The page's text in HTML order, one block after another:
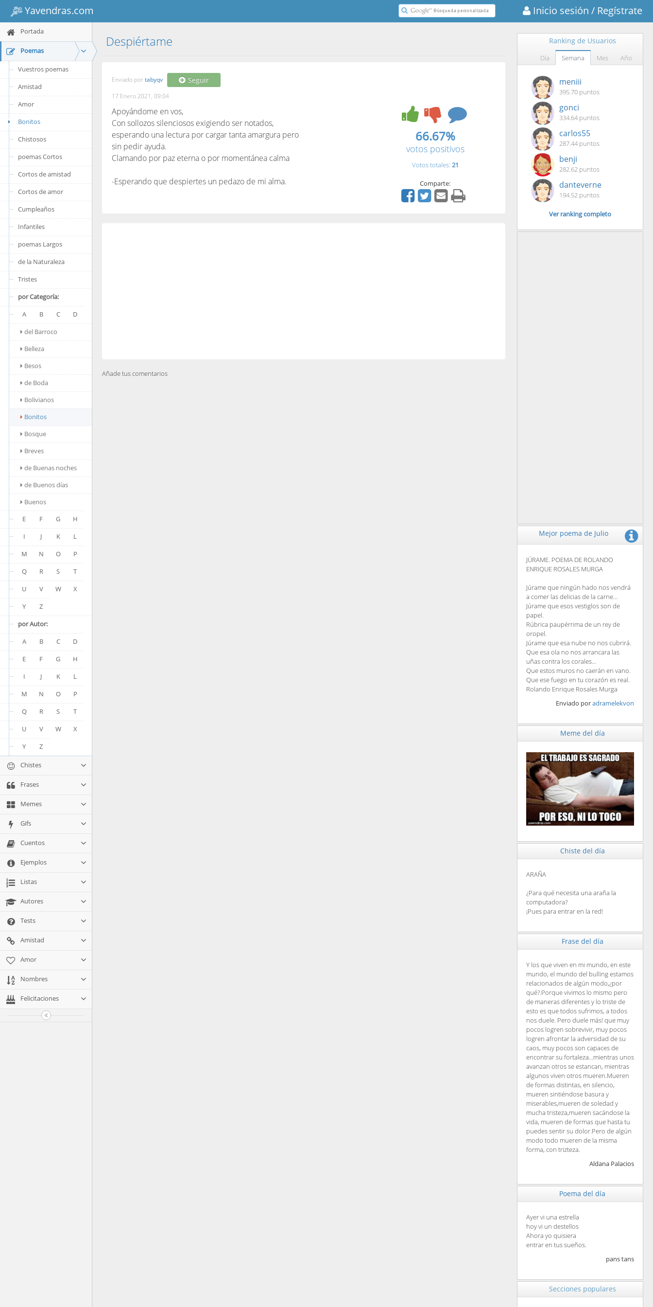
Yavendras.com Inicio sesión / Regístrate
Portada
Poemas
Vuestros poemas
Amistad
Amor
Bonitos
Chistosos
poemas Cortos
Cortos de amistad
Cortos de amor
Cumpleaños
Infantiles
poemas Largos
de la Naturaleza
Tristes
por Categoría:
A
B C
D
del Barroco
Belleza
Besos
de Boda
Bolivianos
Bonitos
Bosque
Breves
de Buenas noches
de Buenos días
Buenos
E
F G
H
I
J K
L
M
N O
P
Q
R S
T
U
V W
X
Y
Z
por Autor:
A
B C
D
E
F G
H
I
J K
L
M
N O
P
Q
R S
T
U
V W
X
Y
Z
Chistes
Frases
Memes
Gifs
Cuentos
Ejemplos
Listas
Autores
Tests
Amistad
Amor
Nombres
Felicitaciones
Despiértame
Enviado por tabyqv Seguir
17 Enero 2021, 09:04
Apoyándome en vos,
Con sollozos silenciosos exigiendo ser notados,
esperando una lectura por cargar tanta amargura pero
sin pedir ayuda.
Clamando por paz eterna o por momentánea calma
-Esperando que despiertes un pedazo de mi alma.
66.67%
votos positivos
Votos totales: 21
Comparte:
Añade tus comentarios
Ranking de Usuarios
Día Semana Mes Año
meniii
395.70 puntos
gonci
334.64 puntos
carlos55
287.44 puntos
benji
282.62 puntos
danteverne
194.52 puntos
Ver ranking completo
Mejor poema de Julio
JÚRAME. POEMA DE ROLANDO
ENRIQUE ROSALES MURGA
Júrame que ningún hado nos vendrá
a comer las delicias de la carne...
Júrame que esos vestiglos son de
papel.
Rúbrica paupérrima de un rey de
oropel.
Júrame que esa nube no nos cubrirá.
Que esa ola no nos arrancara las
uñas contra los corales...
Que estos muros no caerán en vano.
Que ese fuego en tu corazón es real.
Rolando Enrique Rosales Murga
Enviado poradramelekvon
Meme del día
Chiste del día
ARAÑA
¿Para qué necesita una araña la
computadora?
¡Pues para entrar en la red!
Frase del día
Y los que viven en mi mundo, en este
mundo, el mundo del bulling estamos
relacionados de algún modo,¿por
qué?.Porque vivimos lo mismo pero
de maneras diferentes y lo triste de
esto es que todos sufrimos, a todos
nos duele. Pero duele más! que muy
pocos logren sobrevivir, muy pocos
logren afrontar la adversidad de su
caos, muy pocos son capaces de
encontrar su fortaleza...mientras unos
avanzan otros se estancan, mientras
algunos viven otros mueren.Mueren
de formas distintas, en silencio,
mueren sintiéndose basura y
miserables,mueren de soledad y
mucha tristeza,mueren sacándose la
vida, mueren de formas que hasta tu
puedes sentir su dolor.Pero de algún
modo todo mueren de la misma
forma, con trizteza.
Aldana Palacios
Poema del día
Ayer vi una estrella
hoy vi un destellos
Ahora yo quisiera
entrar en tus sueños.
pans tans
Secciones populares